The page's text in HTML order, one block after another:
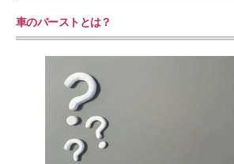
車のバーストとは？